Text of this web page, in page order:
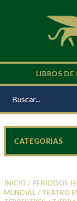
LIBROS
INICIO / PERÍODOS
MUNDIAL / TEATRO
CATEGORIAS